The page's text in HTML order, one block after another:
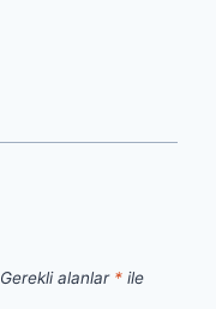
Gerekli alanlar * ile